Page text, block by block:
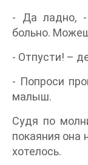
- Да ладно,
больно.
- Отпусти! –
- Попроси
малыш.
Судя по
покаяния она
хотелось.